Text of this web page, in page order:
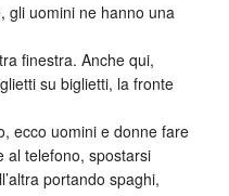
gli uomini ne hanno una
finestra. Anche qui,
su biglietti, la fronte
ecco uomini e donne fare
al telefono, spostarsi
portando spaghi,